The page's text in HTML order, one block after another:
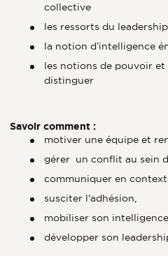
collective
les ressorts du
la notion d’intelligence
les notions de pouvoir
distinguer
Savoir comment :
motiver une équipe et
gérer un conflit au sein
communiquer en
susciter l'adhésion,
mobiliser son
développer son